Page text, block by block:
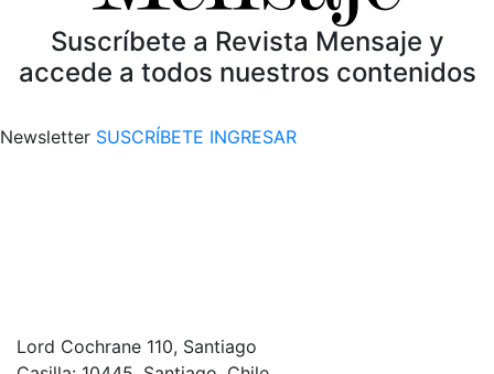
Suscríbete a Revista Mensaje y
accede a todos nuestros contenidos
Newsletter SUSCRÍBETE INGRESAR
Lord Cochrane 110, Santiago